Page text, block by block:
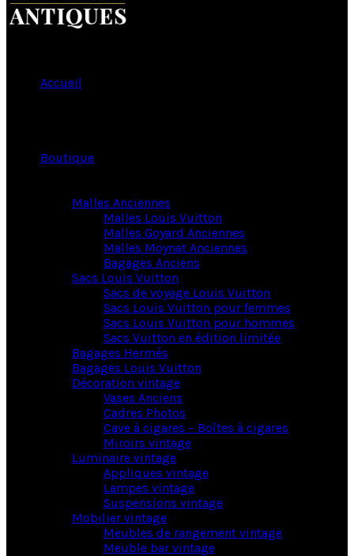
Accueil
Boutique
Malles Anciennes
Malles Louis Vuitton
Malles Goyard Anciennes
Malles Moynat Anciennes
Bagages Anciens
Sacs Louis Vuitton
Sacs de voyage Louis Vuitton
Sacs Louis Vuitton pour femmes
Sacs Louis Vuitton pour hommes
Sacs Vuitton en édition limitée
Bagages Hermès
Bagages Louis Vuitton
Décoration vintage
Vases Anciens
Cadres Photos
Cave à cigares – Boîtes à cigares
Miroirs vintage
Luminaire vintage
Appliques vintage
Lampes vintage
Suspensions vintage
Mobilier vintage
Meubles de rangement vintage
Meuble bar vintage